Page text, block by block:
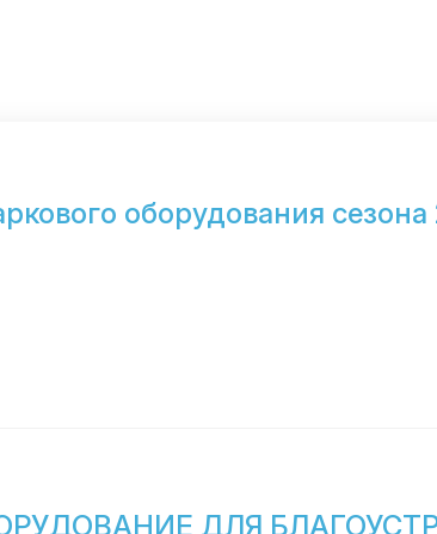
оборудования
ДЛЯ